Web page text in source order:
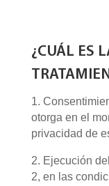
¿CUÁL ES
1.
otorga en el
privacidad de
2. Ejecución
2, en las